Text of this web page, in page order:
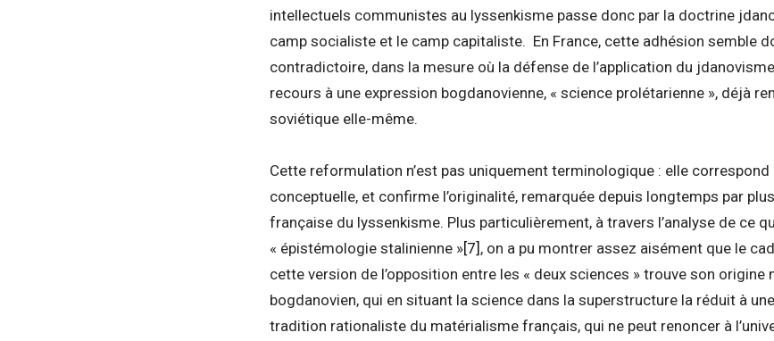
intellectuels communistes au lyssenkisme passe donc par la doctrine
camp socialiste et le camp capitaliste. En France, cette adhésion semble
contradictoire, dans la mesure où la défense de l’application du
recours à une expression bogdanovienne, « science prolétarienne », déjà
soviétique elle-même.
Cette reformulation n’est pas uniquement terminologique : elle
conceptuelle, et confirme l’originalité, remarquée depuis longtemps par
française du lyssenkisme. Plus particulièrement, à travers l’analyse de ce
« épistémologie stalinienne »[7] , on a pu montrer assez aisément que le
cette version de l’opposition entre les « deux sciences » trouve son
bogdanovien, qui en situant la science dans la superstructure la réduit à
tradition rationaliste du matérialisme français, qui ne peut renoncer à